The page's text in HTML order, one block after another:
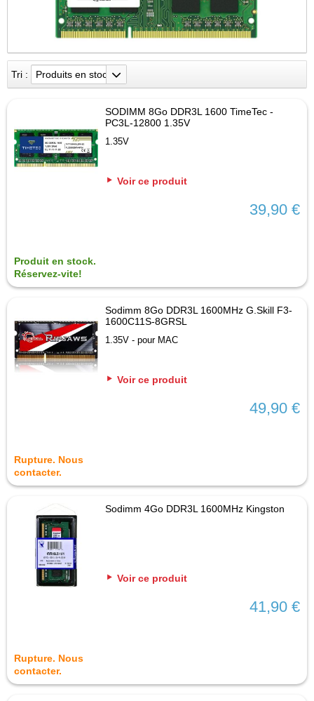
Tri : Produits en stock
SODIMM 8Go DDR3L 1600 TimeTec -
PC3L-12800 1.35V
1.35V
Voir ce produit
39,90 €
Produit en stock.
Réservez-vite!
Sodimm 8Go DDR3L 1600MHz G.Skill F3-
1600C11S-8GRSL
1.35V - pour MAC
Voir ce produit
49,90 €
Rupture. Nous
contacter.
Sodimm 4Go DDR3L 1600MHz Kingston
Voir ce produit
41,90 €
Rupture. Nous
contacter.